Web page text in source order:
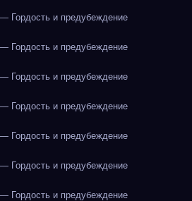
Гордость и предубеждение
Гордость и предубеждение
Гордость и предубеждение
Гордость и предубеждение
Гордость и предубеждение
Гордость и предубеждение
Гордость и предубеждение